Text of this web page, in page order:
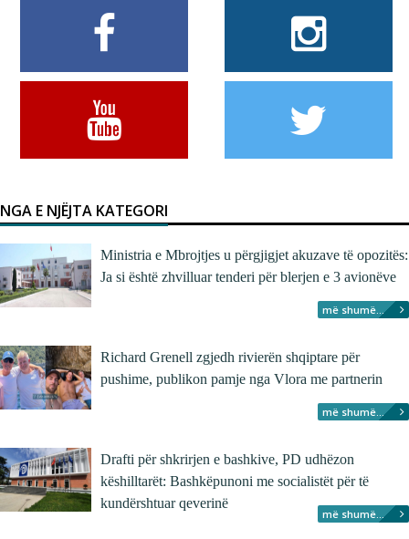
NGA E NJËJTA KATEGORI
Ministria e Mbrojtjes u përgjigjet akuzave të opozitës:
Ja si është zhvilluar tenderi për blerjen e 3 avionëve
më shumë...
Richard Grenell zgjedh rivierën shqiptare për
pushime, publikon pamje nga Vlora me partnerin
më shumë...
Drafti për shkrirjen e bashkive, PD udhëzon
këshilltarët: Bashkëpunoni me socialistët për të
kundërshtuar qeverinë
më shumë...